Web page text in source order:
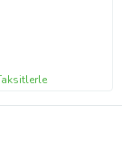
+ Zetta